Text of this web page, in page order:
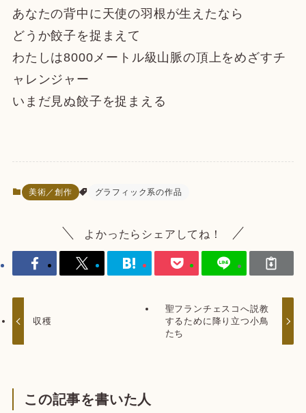
あなたの背中に天使の羽根が生えたなら
どうか餃子を捉まえて
わたしは8000メートル級山脈の頂上をめざすチ
ャレンジャー
いまだ見ぬ餃子を捉まえる
美術／創作 グラフィック系の作品
よかったらシェアしてね！
収穫
聖フランチェスコへ説教
するために降り立つ小鳥
たち
この記事を書いた人